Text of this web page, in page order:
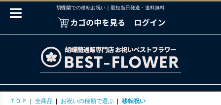
胡蝶蘭での移転お祝い｜最短当日発送・送料無料
ＴＯＰ 全商品 お祝いの種類で選ぶ 移転祝い